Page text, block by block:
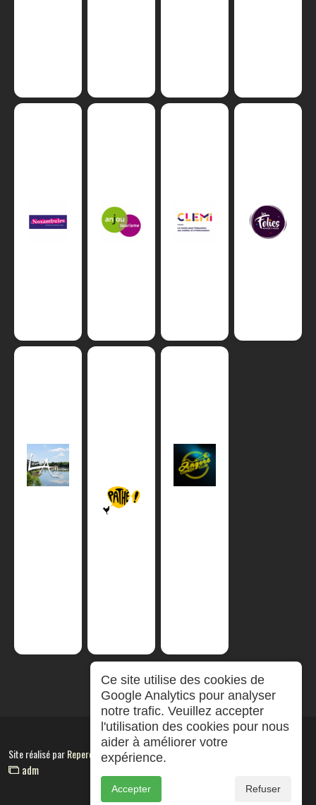
Site réalisé parRepereCom
adm
Ce site utilise des cookies de
Google Analytics pour analyser
notre trafic. Veuillez accepter
l'utilisation des cookies pour nous
aider à améliorer votre
expérience.
Accepter Refuser